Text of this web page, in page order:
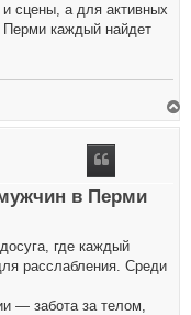
сцены, а для активных
каждый найдет
в Перми
где каждый
расслабления. Среди
— забота за телом,